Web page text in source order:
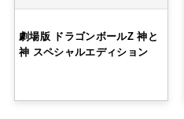
劇場版 ドラゴンボールZ 神と
神 スペシャルエディション